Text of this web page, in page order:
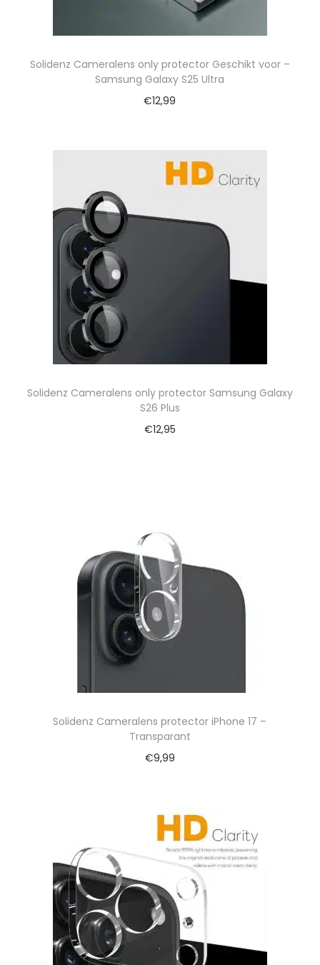
Solidenz Cameralens only protector Geschikt voor –
Samsung Galaxy S25 Ultra
€12,99
Solidenz Cameralens only protector Samsung Galaxy
S26 Plus
€12,95
Solidenz Cameralens protector iPhone 17 –
Transparant
€9,99